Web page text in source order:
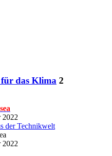
das Klima 2
2022
der Technikwelt
2022